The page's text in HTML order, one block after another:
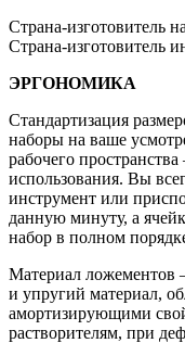
Страна-изготовитель
Страна-изготовитель
ЭРГОНОМИКА
Стандартизация
наборы на ваше
рабочего
использования. Вы
инструмент или
данную минуту, а
набор в полном
Материал ложементов
и упругий материал,
амортизирующими
растворителям, при